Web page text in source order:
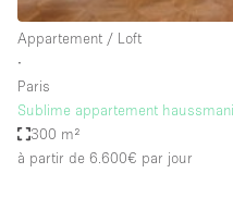
Mobilier
Parking Privé
Portants
Presentoir Vitrine
Appartement / Loft
∙
Paris
Sublime appartement
300 m²
à partir de 6.600€ par jour